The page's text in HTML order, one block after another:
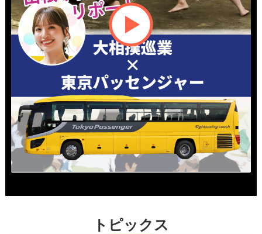
トピックス